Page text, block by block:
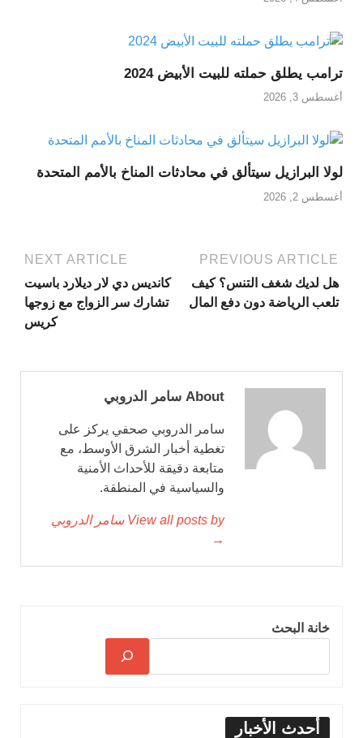
ترامب يطلق حملته للبيت الأبيض 2024
أغسطس 3, 2026
لولا البرازيل سيتألق في محادثات المناخ بالأمم المتحدة
أغسطس 2, 2026
PREVIOUS ARTICLE
هل لديك شغف التنس؟ كيف
تلعب الرياضة دون دفع المال
NEXT ARTICLE
كانديس دي لار ديلارد باسيت
تشارك سر الزواج مع زوجها
كريس
About سامر الدروبي
سامر الدروبي صحفي يركز على
تغطية أخبار الشرق الأوسط، مع
متابعة دقيقة للأحداث الأمنية
والسياسية في المنطقة.
View all posts by سامر الدروبي
→
خانة البحث
أحدث الأخبار